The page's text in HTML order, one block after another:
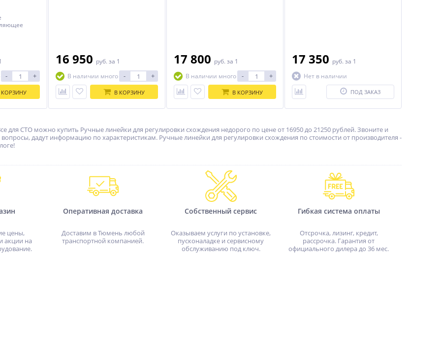
- +
КОРЗИНУ
16 950 руб. за 1
В наличии много
- +
В КОРЗИНУ
17 800 руб. за 1
В наличии много
- +
В КОРЗИНУ
17 350 руб. за 1
Нет в наличии
ПОД ЗАКАЗ
для СТО можно купить Ручные линейки для регулировки схождения недорого по цене от 16950 до 21250 рублей. Звоните и
дадут информацию по характеристикам. Ручные линейки для регулировки схождения по стоимости от производителя -
цены,
акции на
Оперативная доставка
Доставим в Тюмень любой
транспортной компанией.
Собственный сервис
Оказываем услуги по установке,
пусконаладке и сервисному
обслуживанию под ключ.
Гибкая система оплаты
Отсрочка, лизинг, кредит,
рассрочка. Гарантия от
официального дилера до 36 мес.